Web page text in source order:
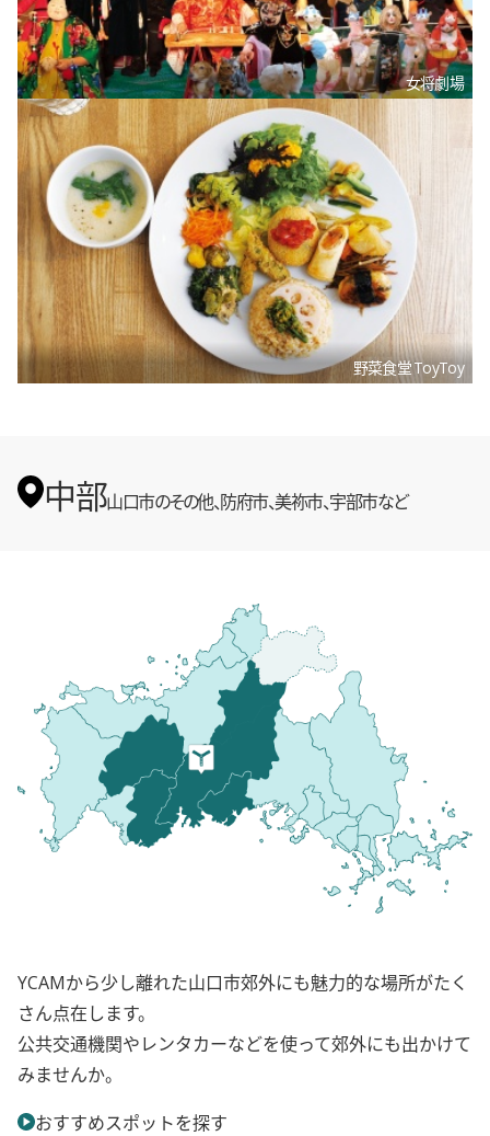
女将劇場
野菜食堂 ToyToy
中部山口市のその他、防府市、美祢市、宇部市など
YCAMから少し離れた山口市郊外にも魅力的な場所がたく
さん点在します。
公共交通機関やレンタカーなどを使って郊外にも出かけて
みませんか。
おすすめスポットを探す